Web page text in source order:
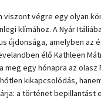
viszont végre egy olyan
klímához. A Nyár
újdonsága, amelyben az
élő Kathleen
meg egy hónapra az olasz
kikapcsolódás,
a történet bepillantást